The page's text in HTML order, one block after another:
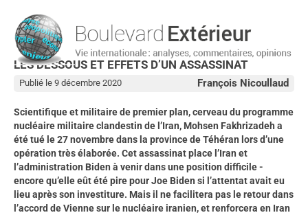
LES DESSOUS ET EFFETS D’UN ASSASSINAT
François Nicoullaud
Publié le 9 décembre 2020
Scientifique et militaire de premier plan, cerveau du programme
nucléaire militaire clandestin de l’Iran, Mohsen Fakhrizadeh a
été tué le 27 novembre dans la province de Téhéran lors d’une
opération très élaborée. Cet assassinat place l’Iran et
l’administration Biden à venir dans une position difficile -
encore qu’elle eût été pire pour Joe Biden si l’attentat avait eu
lieu après son investiture. Mais il ne facilitera pas le retour dans
l’accord de Vienne sur le nucléaire iranien, et renforcera en Iran